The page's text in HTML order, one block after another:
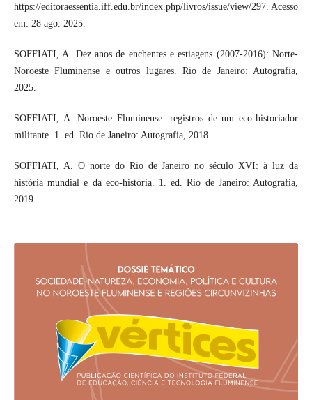
https://editoraessentia.iff.edu.br/index.php/livros/issue/view/297. Acesso
em: 28 ago. 2025.
SOFFIATI, A. Dez anos de enchentes e estiagens (2007-2016): Norte-
Noroeste Fluminense e outros lugares. Rio de Janeiro: Autografia,
2025.
SOFFIATI, A. Noroeste Fluminense: registros de um eco-historiador
militante. 1. ed. Rio de Janeiro: Autografia, 2018.
SOFFIATI, A. O norte do Rio de Janeiro no século XVI: à luz da
história mundial e da eco-história. 1. ed. Rio de Janeiro: Autografia,
2019.